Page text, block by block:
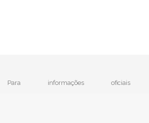
Para informações